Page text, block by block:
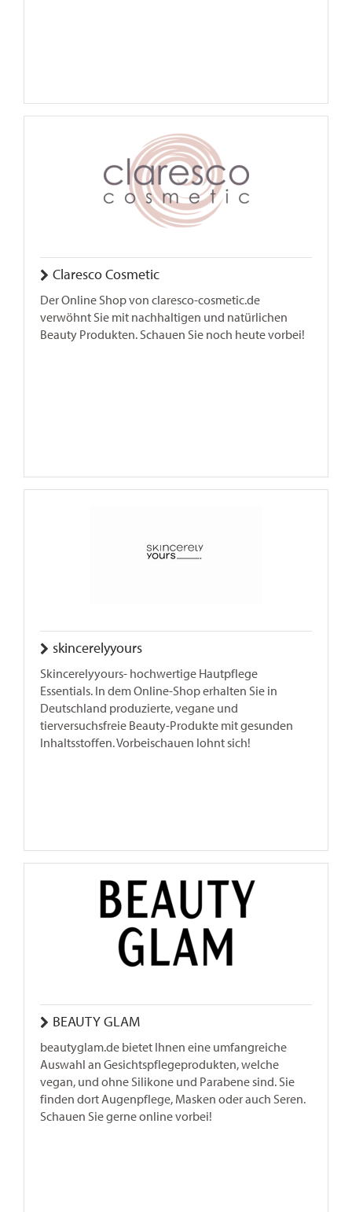
Claresco Cosmetic
Der Online Shop von claresco-cosmetic.de
verwöhnt Sie mit nachhaltigen und natürlichen
Beauty Produkten. Schauen Sie noch heute vorbei!
skincerelyyours
Skincerelyyours- hochwertige Hautpflege
Essentials. In dem Online-Shop erhalten Sie in
Deutschland produzierte, vegane und
tierversuchsfreie Beauty-Produkte mit gesunden
Inhaltsstoffen. Vorbeischauen lohnt sich!
BEAUTY GLAM
beautyglam.de bietet Ihnen eine umfangreiche
Auswahl an Gesichtspflegeprodukten, welche
vegan, und ohne Silikone und Parabene sind. Sie
finden dort Augenpflege, Masken oder auch Seren.
Schauen Sie gerne online vorbei!